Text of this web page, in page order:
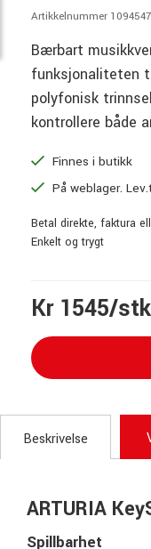
Artikkelnummer 1094547
Bærbart
funksjonaliteten
polyfonisk
kontrollere både
Finnes i butikk
På weblager.
Betal direkte, faktura
Enkelt og trygt
Kr 1545/stk
Beskrivelse
ARTURIA
Spillbarhet